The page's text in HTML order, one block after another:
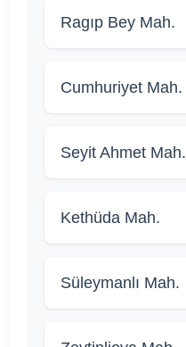
Ragıp Bey Mah.
Cumhuriyet Mah.
Seyit Ahmet Mah.
Kethüda Mah.
Süleymanlı Mah.